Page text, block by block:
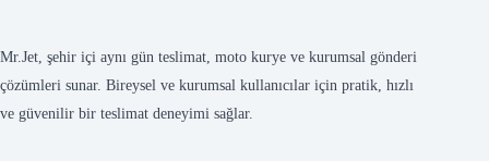
Mr.Jet, şehir içi aynı gün teslimat, moto kurye ve kurumsal gönderi
çözümleri sunar. Bireysel ve kurumsal kullanıcılar için pratik, hızlı
ve güvenilir bir teslimat deneyimi sağlar.